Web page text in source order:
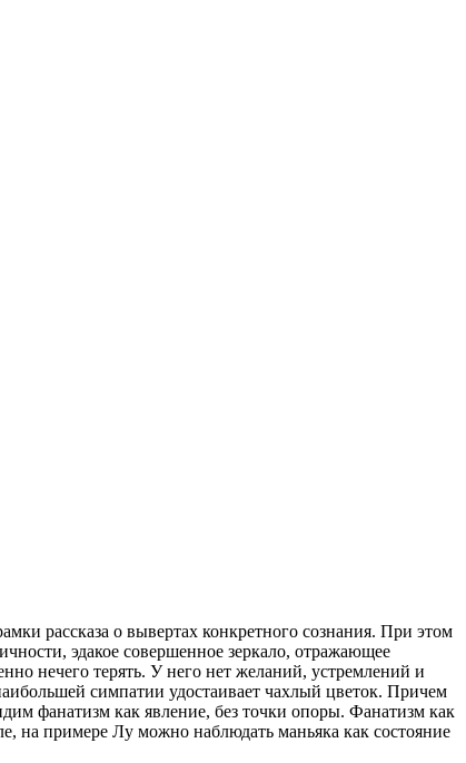
рассказа о вывертах конкретного сознания. При этом
эдакое совершенное зеркало, отражающее
нечего терять. У него нет желаний, устремлений и
симпатии удостаивает чахлый цветок. Причем
фанатизм как явление, без точки опоры. Фанатизм как
на примере Лу можно наблюдать маньяка как состояние